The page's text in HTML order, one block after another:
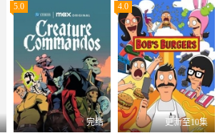
5.0
完结
4.0
更新至10集